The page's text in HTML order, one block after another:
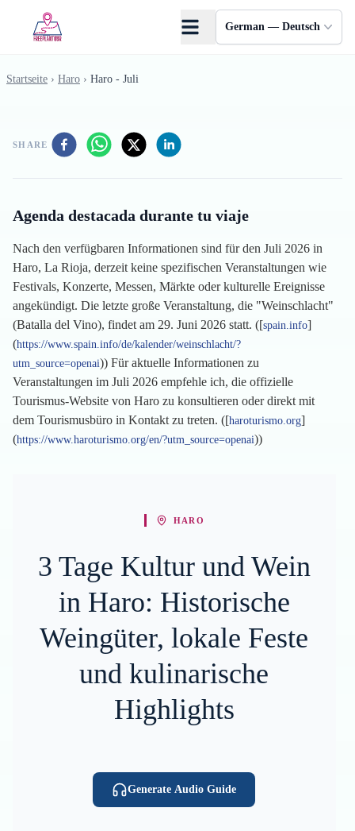
German — Deutsch
Startseite › Haro › Haro - Juli
SHARE
Agenda destacada durante tu viaje
Nach den verfügbaren Informationen sind für den Juli 2026 in
Haro, La Rioja, derzeit keine spezifischen Veranstaltungen wie
Festivals, Konzerte, Messen, Märkte oder kulturelle Ereignisse
angekündigt. Die letzte große Veranstaltung, die "Weinschlacht"
(Batalla del Vino), findet am 29. Juni 2026 statt. ([spain.info]
(https://www.spain.info/de/kalender/weinschlacht/?
utm_source=openai)) Für aktuelle Informationen zu
Veranstaltungen im Juli 2026 empfehle ich, die offizielle
Tourismus-Website von Haro zu konsultieren oder direkt mit
dem Tourismusbüro in Kontakt zu treten. ([haroturismo.org]
(https://www.haroturismo.org/en/?utm_source=openai))
HARO
3 Tage Kultur und Wein
in Haro: Historische
Weingüter, lokale Feste
und kulinarische
Highlights
Generate Audio Guide